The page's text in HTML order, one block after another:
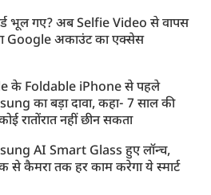
भूल गए? अब Selfie Video से वापस
Google अकाउंट का एक्सेस
के Foldable iPhone से पहले
का बड़ा दावा, कहा- 7 साल की
रातोंरात नहीं छीन सकता
AI Smart Glass हुए लॉन्च,
से कैमरा तक हर काम करेगा ये स्मार्ट